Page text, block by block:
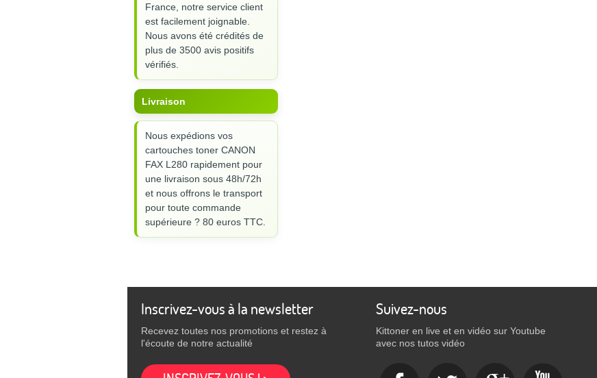
France, notre service client
est facilement joignable.
Nous avons été crédités de
plus de 3500 avis positifs
vérifiés.
Livraison
Nous expédions vos
cartouches toner CANON
FAX L280 rapidement pour
une livraison sous 48h/72h
et nous offrons le transport
pour toute commande
supérieure ? 80 euros TTC.
Inscrivez-vous à la newsletter
Recevez toutes nos promotions et restez à
l'écoute de notre actualité
Suivez-nous
Kittoner en live et en vidéo sur Youtube
avec nos tutos vidéo